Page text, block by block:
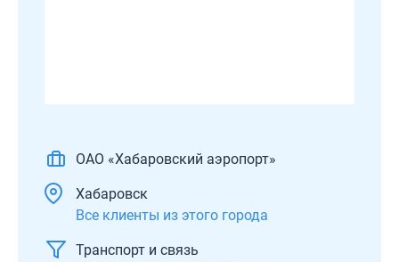
ОАО «Хабаровский аэропорт»
Хабаровск
Все клиенты из этого города
Транспорт и связь